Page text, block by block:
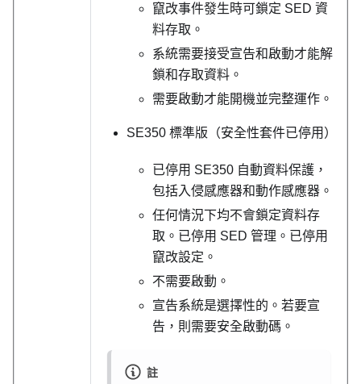
竄改事件發生時可鎖定 SED 資
料存取。
系統需要接受宣告和啟動才能解
鎖和存取資料。
需要啟動才能開機並完整運作。
SE350 標準版（安全性套件已停用）
已停用 SE350 自動資料保護，
包括入侵感應器和動作感應器。
任何情況下均不會鎖定資料存
取。已停用 SED 管理。已停用
竄改設定。
不需要啟動。
宣告系統是選擇性的。若要宣
告，則需要安全啟動碼。
註